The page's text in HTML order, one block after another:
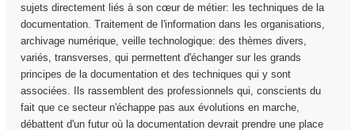
sujets directement liés à son cœur de métier: les techniques de la
documentation. Traitement de l'information dans les organisations,
archivage numérique, veille technologique: des thèmes divers,
variés, transverses, qui permettent d'échanger sur les grands
principes de la documentation et des techniques qui y sont
associées. Ils rassemblent des professionnels qui, conscients du
fait que ce secteur n'échappe pas aux évolutions en marche,
débattent d'un futur où la documentation devrait prendre une place